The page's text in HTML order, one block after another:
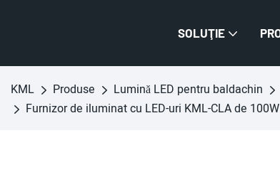
SOLUŢIE
KML Produse Lumină LED pentru baldachin
Furnizor de iluminat cu LED-uri KML-CLA de